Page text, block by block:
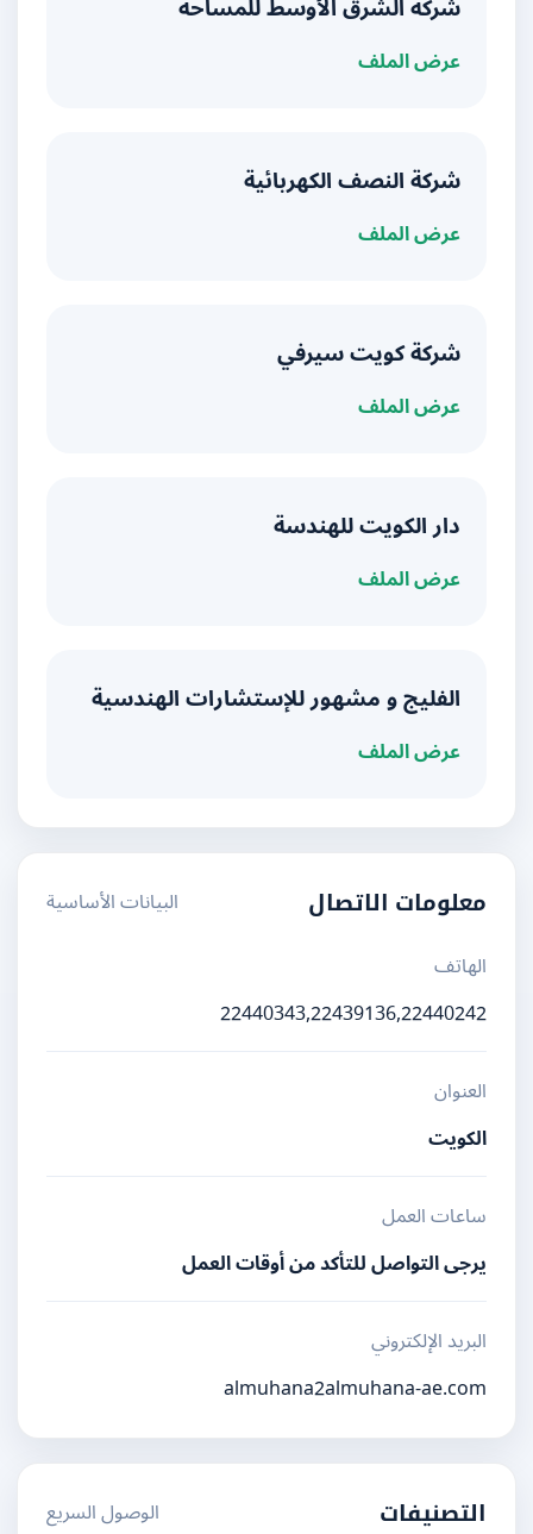
عرض الملف
شركة النصف الكهربائية
عرض الملف
شركة كويت سيرفي
عرض الملف
دار الكويت للهندسة
عرض الملف
الفليج و مشهور للإستشارات الهندسية
عرض الملف
معلومات الاتصال
البيانات الأساسية
الهاتف
22440343,22439136,22440242
العنوان
الكويت
ساعات العمل
يرجى التواصل للتأكد من أوقات العمل
البريد الإلكتروني
almuhana2almuhana-ae.com
التصنيفات الوصول السريع